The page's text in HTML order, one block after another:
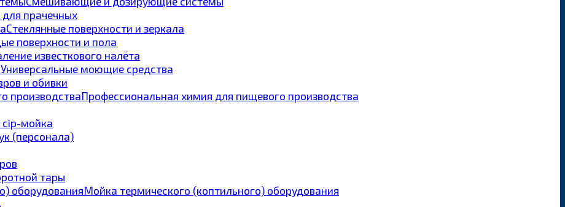
для прачечных
Стеклянные поверхности и зеркала
поверхности и пола
известкового налёта
Универсальные моющие средства
и обивки
Профессиональная химия для пищевого производства
cip-мойка
(персонала)
тары
Мойка термического (коптильного) оборудования